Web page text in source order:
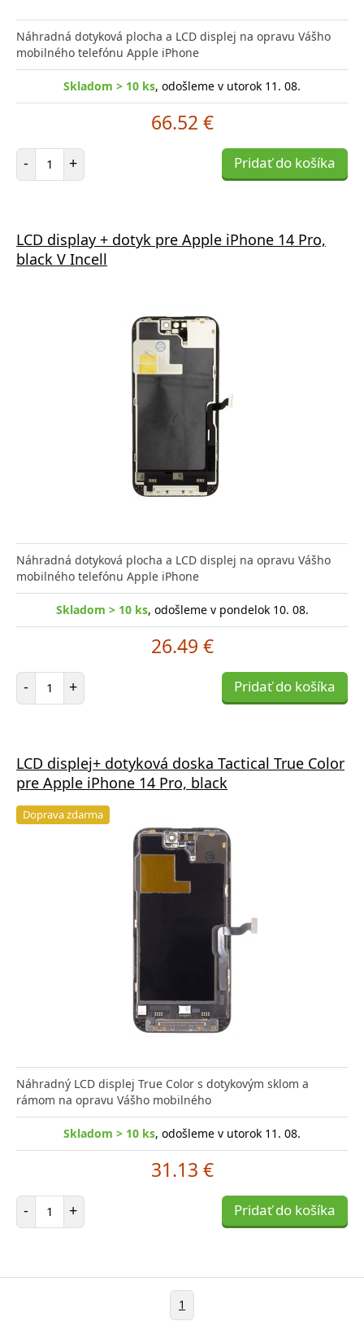
Náhradná dotyková plocha a LCD displej na opravu Vášho
mobilného telefónu Apple iPhone
Skladom > 10 ks, odošleme v utorok 11. 08.
66.52 €
- Počet položiek
+ Pridať do košíka
LCD display + dotyk pre Apple iPhone 14 Pro,
black V Incell
Náhradná dotyková plocha a LCD displej na opravu Vášho
mobilného telefónu Apple iPhone
Skladom > 10 ks, odošleme v pondelok 10. 08.
26.49 €
- Počet položiek
+ Pridať do košíka
LCD displej+ dotyková doska Tactical True Color
pre Apple iPhone 14 Pro, black
Doprava zdarma
Náhradný LCD displej True Color s dotykovým sklom a
rámom na opravu Vášho mobilného
Skladom > 10 ks, odošleme v utorok 11. 08.
31.13 €
- Počet položiek
+ Pridať do košíka
1